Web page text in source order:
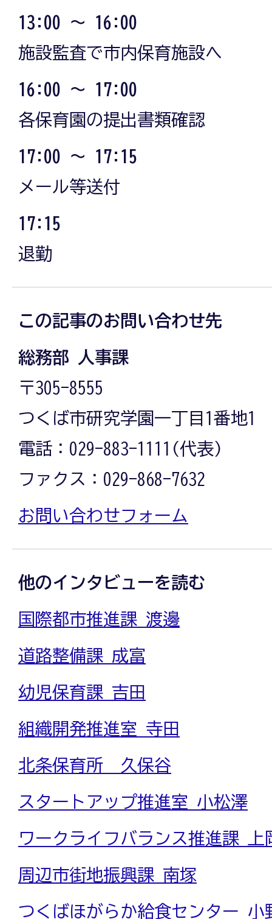
13:00 ～ 16:00
施設監査で市内保育施設へ
16:00 ～ 17:00
各保育園の提出書類確認
17:00 ～ 17:15
メール等送付
17:15
退勤
この記事のお問い合わせ先
総務部 人事課
〒305-8555
つくば市研究学園一丁目1番地1
電話：029-883-1111(代表)
ファクス：029-868-7632
お問い合わせフォーム
他のインタビューを読む
国際都市推進課 渡邊
道路整備課 成富
幼児保育課 吉田
組織開発推進室 寺田
北条保育所 久保谷
スタートアップ推進室 小松澤
ワークライフバランス推進課 上
周辺市街地振興課 南塚
つくばほがらか給食センター 小